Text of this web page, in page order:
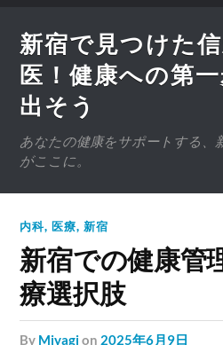
新宿で見つけた
医！健康への第
出そう
あなたの健康をサポートする、
がここに。
内科, 医療,新宿
新宿での健康管
療選択肢
by Miyagion 2025年6月9日